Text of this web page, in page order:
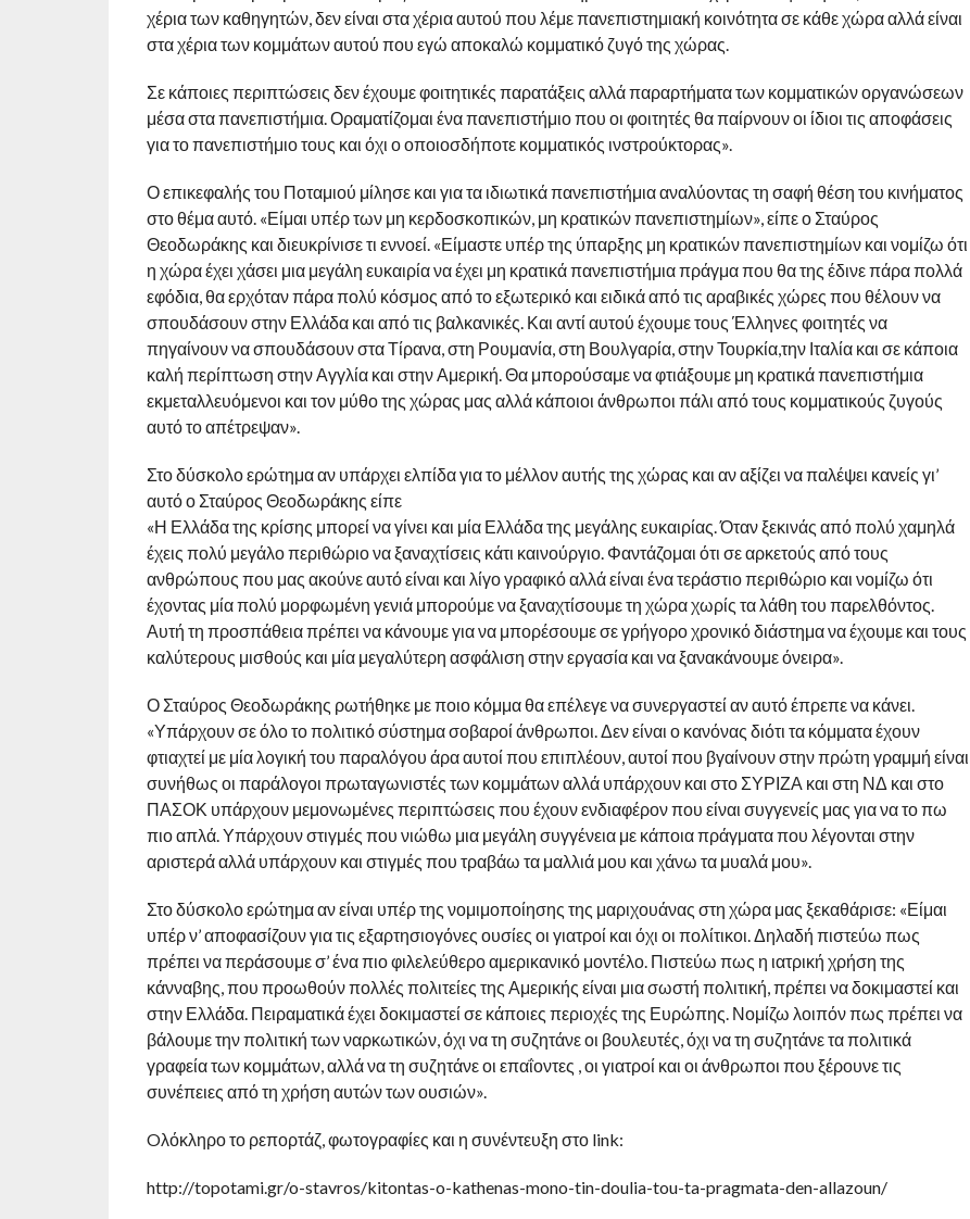
χέρια των καθηγητών, δεν είναι στα χέρια αυτού που λέμε πανεπιστημιακή κοινότητα σε κάθε χώρα αλλά είναι
στα χέρια των κομμάτων αυτού που εγώ αποκαλώ κομματικό ζυγό της χώρας.
Σε κάποιες περιπτώσεις δεν έχουμε φοιτητικές παρατάξεις αλλά παραρτήματα των κομματικών οργανώσεων
μέσα στα πανεπιστήμια. Οραματίζομαι ένα πανεπιστήμιο που οι φοιτητές θα παίρνουν οι ίδιοι τις αποφάσεις
για το πανεπιστήμιο τους και όχι ο οποιοσδήποτε κομματικός ινστρούκτορας».
Ο επικεφαλής του Ποταμιού μίλησε και για τα ιδιωτικά πανεπιστήμια αναλύοντας τη σαφή θέση του κινήματος
στο θέμα αυτό. «Είμαι υπέρ των μη κερδοσκοπικών, μη κρατικών πανεπιστημίων», είπε ο Σταύρος
Θεοδωράκης και διευκρίνισε τι εννοεί. «Είμαστε υπέρ της ύπαρξης μη κρατικών πανεπιστημίων και νομίζω ότι
η χώρα έχει χάσει μια μεγάλη ευκαιρία να έχει μη κρατικά πανεπιστήμια πράγμα που θα της έδινε πάρα πολλά
εφόδια, θα ερχόταν πάρα πολύ κόσμος από το εξωτερικό και ειδικά από τις αραβικές χώρες που θέλουν να
σπουδάσουν στην Ελλάδα και από τις βαλκανικές. Και αντί αυτού έχουμε τους Έλληνες φοιτητές να
πηγαίνουν να σπουδάσουν στα Τίρανα, στη Ρουμανία, στη Βουλγαρία, στην Τουρκία,την Ιταλία και σε κάποια
καλή περίπτωση στην Αγγλία και στην Αμερική. Θα μπορούσαμε να φτιάξουμε μη κρατικά πανεπιστήμια
εκμεταλλευόμενοι και τον μύθο της χώρας μας αλλά κάποιοι άνθρωποι πάλι από τους κομματικούς ζυγούς
αυτό το απέτρεψαν».
Στο δύσκολο ερώτημα αν υπάρχει ελπίδα για το μέλλον αυτής της χώρας και αν αξίζει να παλέψει κανείς γι’
αυτό ο Σταύρος Θεοδωράκης είπε
«Η Ελλάδα της κρίσης μπορεί να γίνει και μία Ελλάδα της μεγάλης ευκαιρίας. Όταν ξεκινάς από πολύ χαμηλά
έχεις πολύ μεγάλο περιθώριο να ξαναχτίσεις κάτι καινούργιο. Φαντάζομαι ότι σε αρκετούς από τους
ανθρώπους που μας ακούνε αυτό είναι και λίγο γραφικό αλλά είναι ένα τεράστιο περιθώριο και νομίζω ότι
έχοντας μία πολύ μορφωμένη γενιά μπορούμε να ξαναχτίσουμε τη χώρα χωρίς τα λάθη του παρελθόντος.
Αυτή τη προσπάθεια πρέπει να κάνουμε για να μπορέσουμε σε γρήγορο χρονικό διάστημα να έχουμε και τους
καλύτερους μισθούς και μία μεγαλύτερη ασφάλιση στην εργασία και να ξανακάνουμε όνειρα».
Ο Σταύρος Θεοδωράκης ρωτήθηκε με ποιο κόμμα θα επέλεγε να συνεργαστεί αν αυτό έπρεπε να κάνει.
«Υπάρχουν σε όλο το πολιτικό σύστημα σοβαροί άνθρωποι. Δεν είναι ο κανόνας διότι τα κόμματα έχουν
φτιαχτεί με μία λογική του παραλόγου άρα αυτοί που επιπλέουν, αυτοί που βγαίνουν στην πρώτη γραμμή είναι
συνήθως οι παράλογοι πρωταγωνιστές των κομμάτων αλλά υπάρχουν και στο ΣΥΡΙΖΑ και στη ΝΔ και στο
ΠΑΣΟΚ υπάρχουν μεμονωμένες περιπτώσεις που έχουν ενδιαφέρον που είναι συγγενείς μας για να το πω
πιο απλά. Υπάρχουν στιγμές που νιώθω μια μεγάλη συγγένεια με κάποια πράγματα που λέγονται στην
αριστερά αλλά υπάρχουν και στιγμές που τραβάω τα μαλλιά μου και χάνω τα μυαλά μου».
Στο δύσκολο ερώτημα αν είναι υπέρ της νομιμοποίησης της μαριχουάνας στη χώρα μας ξεκαθάρισε: «Είμαι
υπέρ ν’ αποφασίζουν για τις εξαρτησιογόνες ουσίες οι γιατροί και όχι οι πολίτικοι. Δηλαδή πιστεύω πως
πρέπει να περάσουμε σ’ ένα πιο φιλελεύθερο αμερικανικό μοντέλο. Πιστεύω πως η ιατρική χρήση της
κάνναβης, που προωθούν πολλές πολιτείες της Αμερικής είναι μια σωστή πολιτική, πρέπει να δοκιμαστεί και
στην Ελλάδα. Πειραματικά έχει δοκιμαστεί σε κάποιες περιοχές της Ευρώπης. Νομίζω λοιπόν πως πρέπει να
βάλουμε την πολιτική των ναρκωτικών, όχι να τη συζητάνε οι βουλευτές, όχι να τη συζητάνε τα πολιτικά
γραφεία των κομμάτων, αλλά να τη συζητάνε οι επαΐοντες , οι γιατροί και οι άνθρωποι που ξέρουνε τις
συνέπειες από τη χρήση αυτών των ουσιών».
Oλόκληρο το ρεπορτάζ, φωτογραφίες και η συνέντευξη στο link:
http://topotami.gr/o-stavros/kitontas-o-kathenas-mono-tin-doulia-tou-ta-pragmata-den-allazoun/